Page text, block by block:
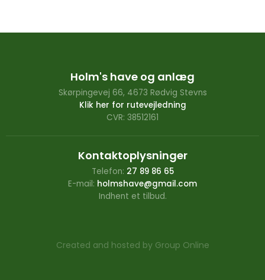
Holm's have og anlæg
Skørpingevej 66, 4673 Rødvig Stevns
Klik her for rutevejledning
CVR: 38512161
Kontaktoplysninger
Telefon: 27 89 86 65
E-mail: holmshave@gmail.com
Indhent et tilbud.
Created and hosted by Group Online